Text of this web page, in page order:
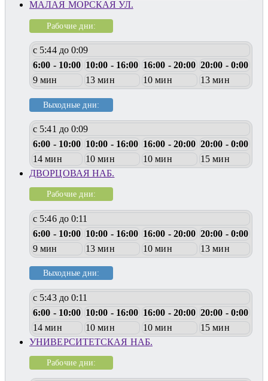
МАЛАЯ МОРСКАЯ УЛ.
Рабочие дни:
с 5:44 до 0:09
6:00 - 10:00 10:00 - 16:00 16:00 - 20:00 20:00 - 0:00
9 мин
13 мин 10 мин 13 мин
Выходные дни:
с 5:41 до 0:09
6:00 - 10:00 10:00 - 16:00 16:00 - 20:00 20:00 - 0:00
14 мин
10 мин 10 мин
15 мин
ДВОРЦОВАЯ НАБ.
Рабочие дни:
с 5:46 до 0:11
6:00 - 10:00 10:00 - 16:00 16:00 - 20:00 20:00 - 0:00
9 мин
13 мин 10 мин 13 мин
Выходные дни:
с 5:43 до 0:11
6:00 - 10:00 10:00 - 16:00 16:00 - 20:00 20:00 - 0:00
14 мин
10 мин 10 мин
15 мин
УНИВЕРСИТЕТСКАЯ НАБ.
Рабочие дни: